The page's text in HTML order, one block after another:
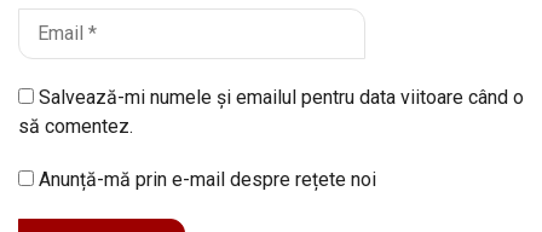
Salvează-mi numele și emailul pentru data viitoare când o
să comentez.
Anunță-mă prin e-mail despre rețete noi